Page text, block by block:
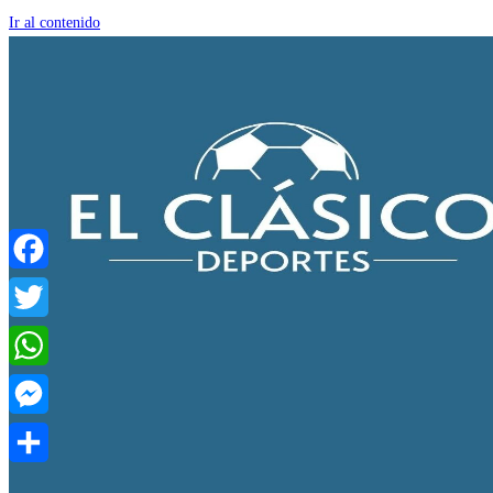
Ir al contenido
Facebook
Twitter
WhatsApp
Messenger